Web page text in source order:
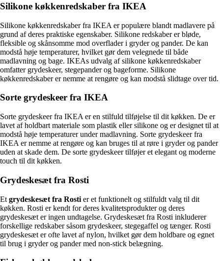
Silikone køkkenredskaber fra IKEA
Silikone køkkenredskaber fra IKEA er populære blandt madlavere på
grund af deres praktiske egenskaber. Silikone redskaber er bløde,
fleksible og skånsomme mod overflader i gryder og pander. De kan
modstå høje temperaturer, hvilket gør dem velegnede til både
madlavning og bage. IKEAs udvalg af silikone køkkenredskaber
omfatter grydeskeer, stegepander og bageforme. Silikone
køkkenredskaber er nemme at rengøre og kan modstå slidtage over tid.
Sorte grydeskeer fra IKEA
Sorte grydeskeer fra IKEA er en stilfuld tilføjelse til dit køkken. De er
lavet af holdbart materiale som plastik eller silikone og er designet til at
modstå høje temperaturer under madlavning. Sorte grydeskeer fra
IKEA er nemme at rengøre og kan bruges til at røre i gryder og pander
uden at skade dem. De sorte grydeskeer tilføjer et elegant og moderne
touch til dit køkken.
Grydeskesæt fra Rosti
Et grydeskesæt fra Rosti er et funktionelt og stilfuldt valg til dit
køkken. Rosti er kendt for deres kvalitetsprodukter og deres
grydeskesæt er ingen undtagelse. Grydeskesæt fra Rosti inkluderer
forskellige redskaber såsom grydeskeer, stegegaffel og tænger. Rosti
grydeskesæt er ofte lavet af nylon, hvilket gør dem holdbare og egnet
til brug i gryder og pander med non-stick belægning.